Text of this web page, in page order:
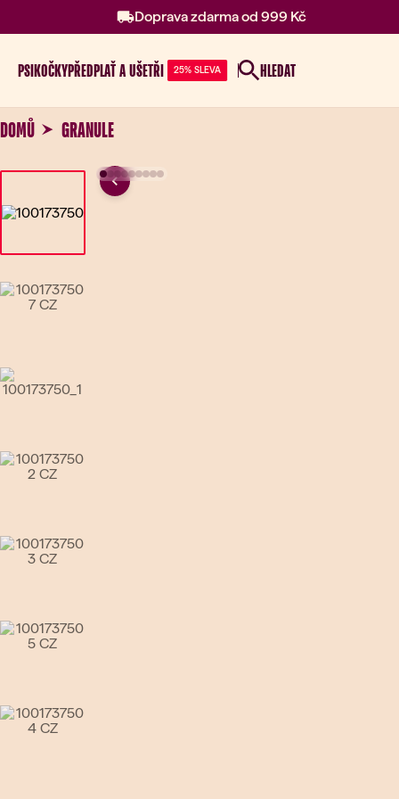
Doprava zdarma od 999 Kč
PSIKOČKYPŘEDPLAŤ A UŠETŘI 25% SLEVA HLEDAT
DOMŮ GRANULE
Go to slide 1
Go to slide 2
Go to slide 4
Go to slide 5
Go to slide 6
Go to slide 7
Previous